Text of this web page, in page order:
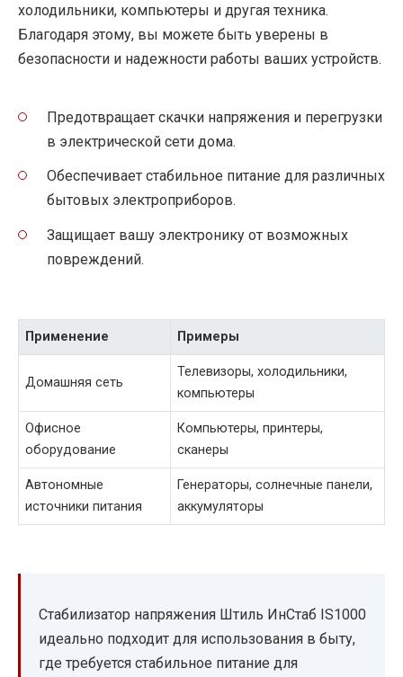
холодильники, компьютеры и другая техника.
Благодаря этому, вы можете быть уверены в
безопасности и надежности работы ваших устройств.
Предотвращает скачки напряжения и перегрузки
в электрической сети дома.
Обеспечивает стабильное питание для различных
бытовых электроприборов.
Защищает вашу электронику от возможных
повреждений.
Применение Примеры
Домашняя сеть
Телевизоры, холодильники,
компьютеры
Офисное
оборудование
Компьютеры, принтеры,
сканеры
Автономные
источники питания
Генераторы, солнечные панели,
аккумуляторы
Стабилизатор напряжения Штиль ИнСтаб IS1000
идеально подходит для использования в быту,
где требуется стабильное питание для